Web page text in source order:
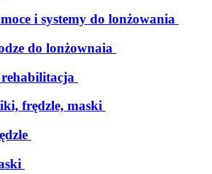
i systemy do lonżowania
do lonżownaia
frędzle, maski